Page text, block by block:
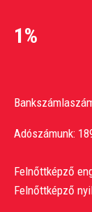
1%
Adószámunk:
Felnőttképző
Felnőttképző